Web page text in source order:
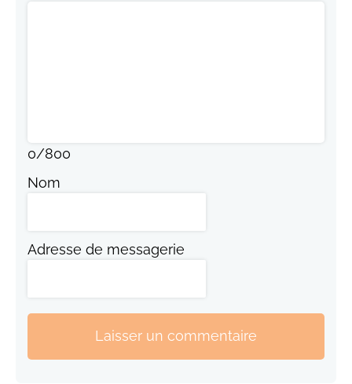
0/800
Nom
Adresse de messagerie
Laisser un commentaire